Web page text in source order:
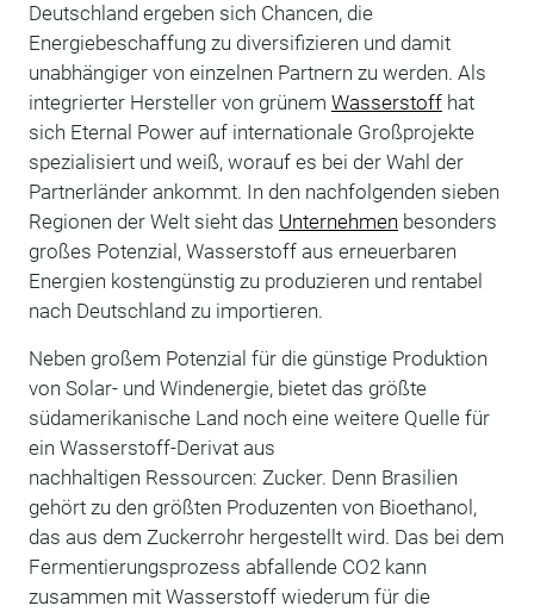
Deutschland ergeben sich Chancen, die
Energiebeschaffung zu diversifizieren und damit
unabhängiger von einzelnen Partnern zu werden. Als
integrierter Hersteller von grünem Wasserstoffhat
sich Eternal Power auf internationale Großprojekte
spezialisiert und weiß, worauf es bei der Wahl der
Partnerländer ankommt. In den nachfolgenden sieben
Regionen der Welt sieht das Unternehmen besonders
großes Potenzial, Wasserstoff aus erneuerbaren
Energien kostengünstig zu produzieren und rentabel
nach Deutschland zu importieren.
Neben großem Potenzial für die günstige Produktion
von Solar- und Windenergie, bietet das größte
südamerikanische Land noch eine weitere Quelle für
ein Wasserstoff-Derivat aus
nachhaltigen Ressourcen: Zucker. Denn Brasilien
gehört zu den größten Produzenten von Bioethanol,
das aus dem Zuckerrohr hergestellt wird. Das bei dem
Fermentierungsprozess abfallende CO2 kann
zusammen mit Wasserstoff wiederum für die